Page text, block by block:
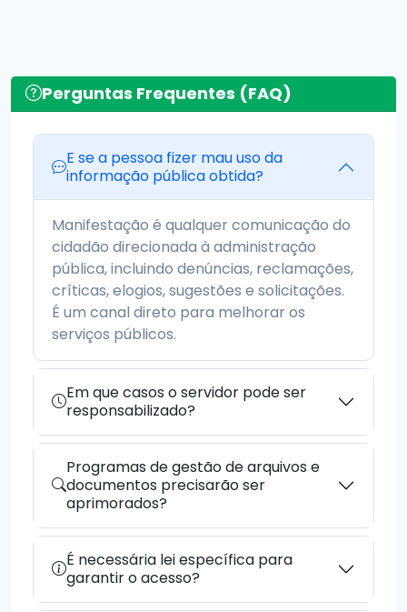
Perguntas Frequentes (FAQ)
E se a pessoa fizer mau uso da
informação pública obtida?
Manifestação é qualquer comunicação do
cidadão direcionada à administração
pública, incluindo denúncias, reclamações,
críticas, elogios, sugestões e solicitações.
É um canal direto para melhorar os
serviços públicos.
Em que casos o servidor pode ser
responsabilizado?
Programas de gestão de arquivos e
documentos precisarão ser
aprimorados?
É necessária lei específica para
garantir o acesso?